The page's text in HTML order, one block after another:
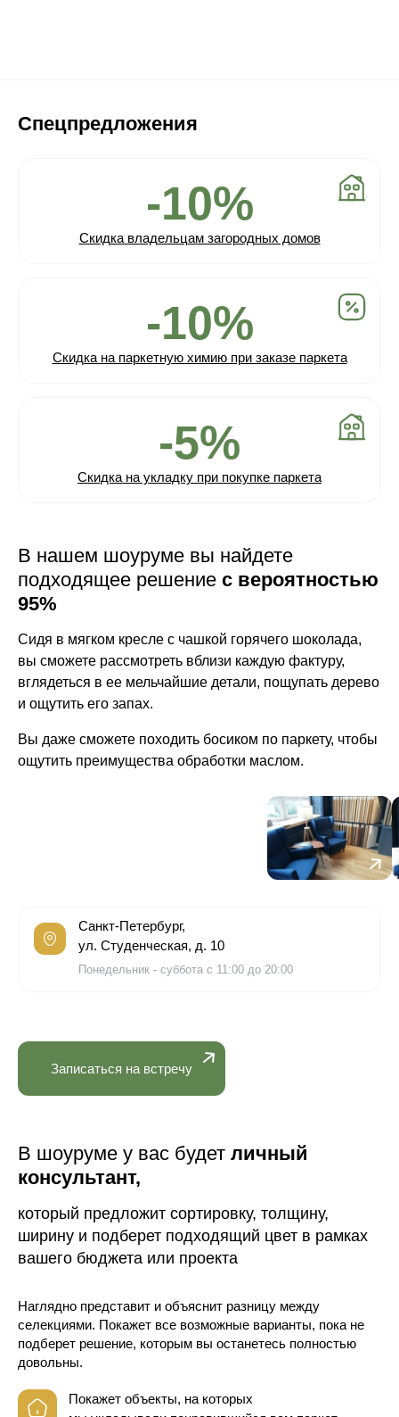
Спецпредложения
-10%
Скидка владельцам загородных домов
-10%
Скидка на паркетную химию при заказе паркета
-5%
Скидка на укладку при покупке паркета
В нашем шоуруме вы найдете
подходящее решение с вероятностью
95%
Сидя в мягком кресле с чашкой горячего шоколада,
вы сможете рассмотреть вблизи каждую фактуру,
вглядеться в ее мельчайшие детали, пощупать дерево
и ощутить его запах.
Вы даже сможете походить босиком по паркету, чтобы
ощутить преимущества обработки маслом.
Санкт-Петербург,
ул. Студенческая, д. 10
Понедельник - суббота с 11:00 до 20:00
Записаться на встречу
В шоуруме у вас будет личный
консультант,
который предложит сортировку, толщину,
ширину и подберет подходящий цвет в рамках
вашего бюджета или проекта
Наглядно представит и объяснит разницу между
селекциями. Покажет все возможные варианты, пока не
подберет решение, которым вы останетесь полностью
довольны.
Покажет объекты, на которых